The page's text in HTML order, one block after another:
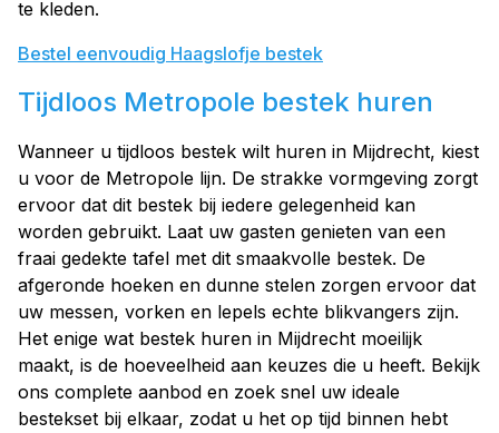
te kleden.
Bestel eenvoudig Haagslofje bestek
Tijdloos Metropole bestek huren
Wanneer u tijdloos bestek wilt huren in Mijdrecht, kiest
u voor de Metropole lijn. De strakke vormgeving zorgt
ervoor dat dit bestek bij iedere gelegenheid kan
worden gebruikt. Laat uw gasten genieten van een
fraai gedekte tafel met dit smaakvolle bestek. De
afgeronde hoeken en dunne stelen zorgen ervoor dat
uw messen, vorken en lepels echte blikvangers zijn.
Het enige wat bestek huren in Mijdrecht moeilijk
maakt, is de hoeveelheid aan keuzes die u heeft. Bekijk
ons complete aanbod en zoek snel uw ideale
bestekset bij elkaar, zodat u het op tijd binnen hebt